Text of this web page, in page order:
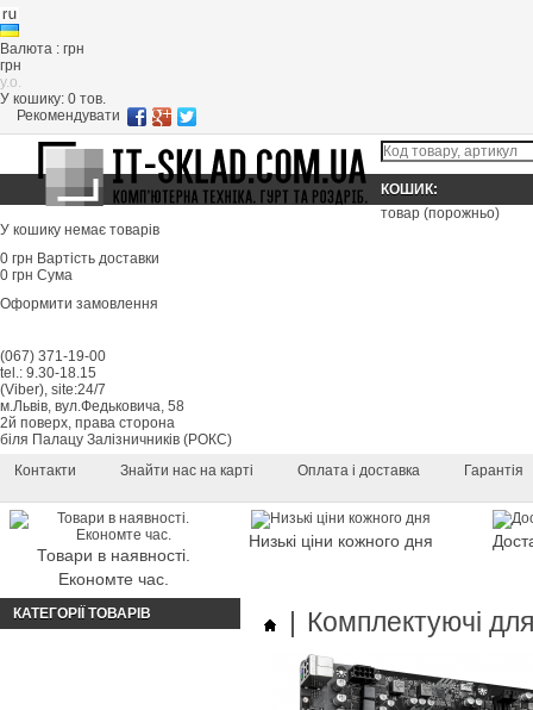
Валюта : грн
грн
y.o.
У кошику: 0 тов.
Рекомендувати
КОШИК:
товар (порожньо)
У кошику немає товарів
0 грн Вартість доставки
0 грн Сума
Оформити замовлення
(067) 371-19-00
tel.: 9.30-18.15
(Viber), site:24/7
м.Львів, вул.Федьковича, 58
2й поверх, права сторона
біля Палацу Залізничників (РОКС)
Контакти
Знайти нас на карті Оплата і доставка Гарантія
Товари в наявності.
Економте час.
Низькі ціни кожного дня
КАТЕГОРІЇ ТОВАРІВ Комплектуючі